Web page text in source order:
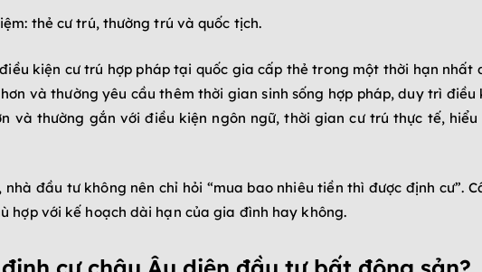
thẻ cư trú, thường trú và quốc tịch.
kiện cư trú hợp pháp tại quốc gia cấp thẻ trong một thời hạn nhất
và thường yêu cầu thêm thời gian sinh sống hợp pháp, duy trì
và thường gắn với điều kiện ngôn ngữ, thời gian cư trú thực tế,
đầu tư không nên chỉ hỏi “mua bao nhiêu tiền thì được định cư”.
hợp với kế hoạch dài hạn của gia đình hay không.